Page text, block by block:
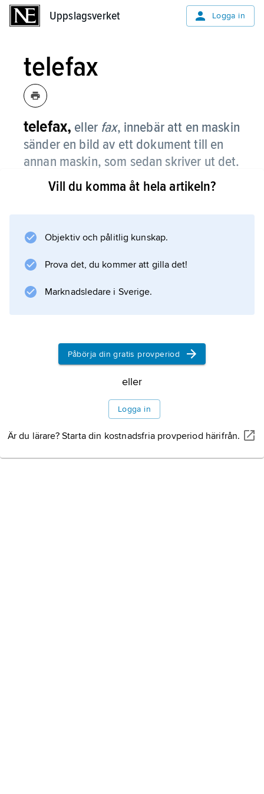
Uppslagsverket Logga in
telefax
telefax, eller fax, innebär att en maskin
sänder en bild av ett dokument till en
annan maskin, som sedan skriver ut det.
”Tele” betyder ”på långt avstånd”. ”Fax” är en
telenätet. Många faxar fungerar ungefär som
både sända och ta emot faxmeddelanden och
fungera som skrivare och kopiatorer. Nu när
e-post blivit vanligt har faxandet fått
Information om artikeln
Vill du komma åt hela artikeln?
Objektiv och pålitlig kunskap.
Prova det, du kommer att gilla det!
Marknadsledare i Sverige.
Påbörja din gratis provperiod
eller
Logga in
Är du lärare? Starta din kostnadsfria provperiod härifrån.